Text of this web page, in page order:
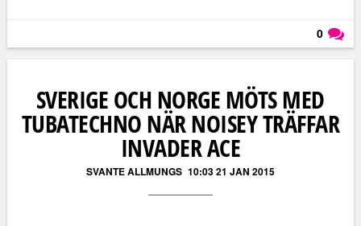
0
SVERIGE OCH NORGE MÖTS MED
TUBATECHNO NÄR NOISEY TRÄFFAR
INVADER ACE
SVANTE ALLMUNGS 10:03 21 JAN 2015